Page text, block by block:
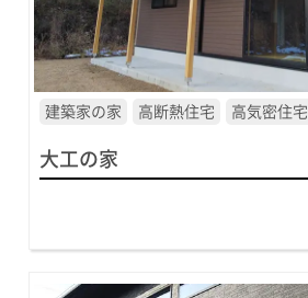
建築家の家 高断熱住宅 高気密住宅
大工の家